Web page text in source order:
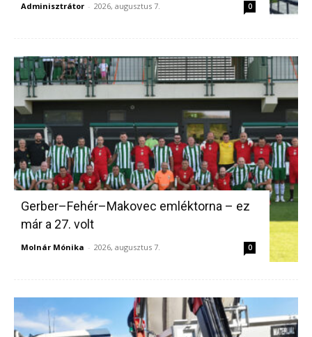
Adminisztrátor - 2026, augusztus 7. 0
Gerber–Fehér–Makovec emléktorna – ez
már a 27. volt
Molnár Mónika - 2026, augusztus 7. 0